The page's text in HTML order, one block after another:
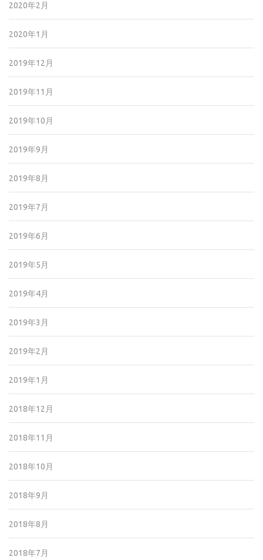
2020年2月
2020年1月
2019年12月
2019年11月
2019年10月
2019年9月
2019年8月
2019年7月
2019年6月
2019年5月
2019年4月
2019年3月
2019年2月
2019年1月
2018年12月
2018年11月
2018年10月
2018年9月
2018年8月
2018年7月